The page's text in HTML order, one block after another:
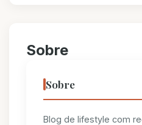
Sobre
Sobre
Blog de lifestyle com